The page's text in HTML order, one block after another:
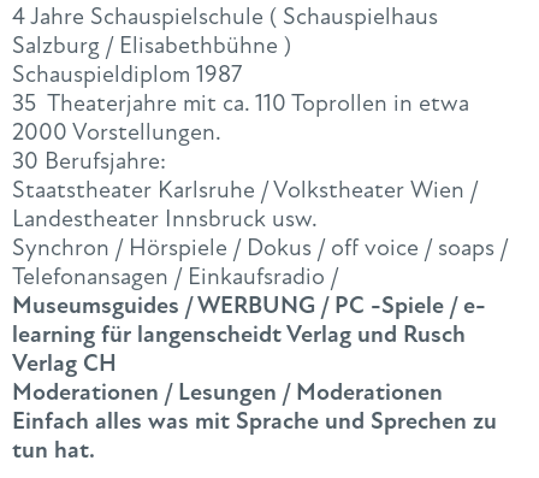
4 Jahre Schauspielschule ( Schauspielhaus
Salzburg / Elisabethbühne )
Schauspieldiplom 1987
35 Theaterjahre mit ca. 110 Toprollen in etwa
2000 Vorstellungen.
30 Berufsjahre:
Staatstheater Karlsruhe / Volkstheater Wien /
Landestheater Innsbruck usw.
Synchron / Hörspiele / Dokus / off voice / soaps /
Telefonansagen / Einkaufsradio /
Museumsguides / WERBUNG / PC -Spiele / e-
learning für langenscheidt Verlag und Rusch
Verlag CH
Moderationen / Lesungen / Moderationen
Einfach alles was mit Sprache und Sprechen zu
tun hat.